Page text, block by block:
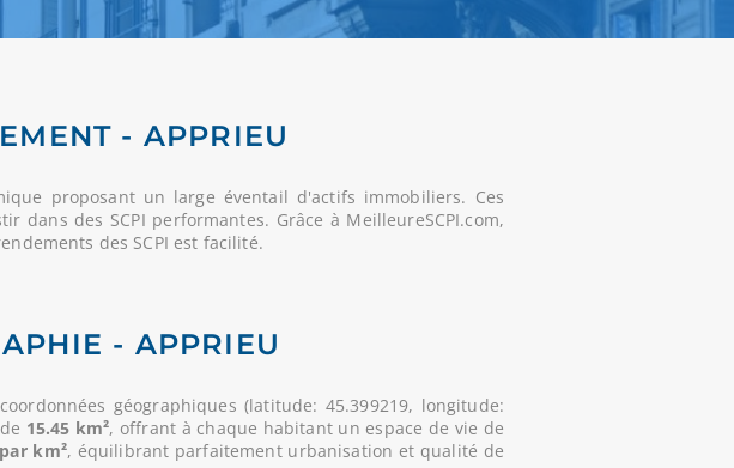
- APPRIEU
proposant un large éventail d'actifs immobiliers. Ces
dans des SCPI performantes. Grâce à MeilleureSCPI.com,
des SCPI est facilité.
- APPRIEU
géographiques (latitude: 45.399219, longitude:
15.45 km², offrant à chaque habitant un espace de vie de
km², équilibrant parfaitement urbanisation et qualité de